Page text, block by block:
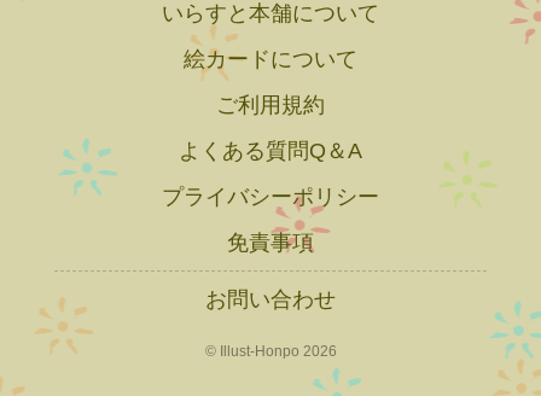
いらすと本舗について
絵カードについて
ご利用規約
よくある質問Q＆A
プライバシーポリシー
免責事項
お問い合わせ
© Illust-Honpo 2026